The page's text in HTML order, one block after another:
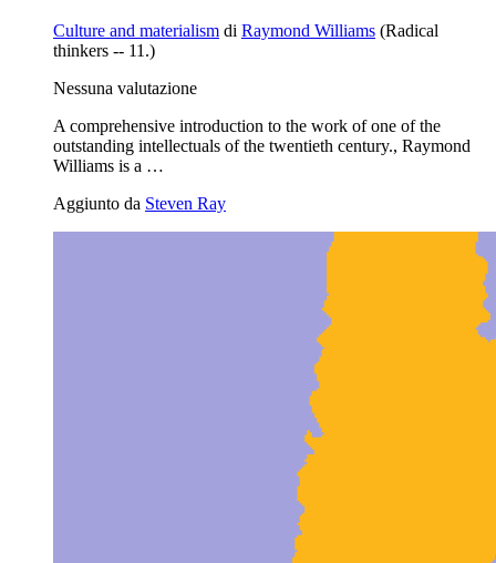
Culture and materialism di Raymond Williams (Radical
thinkers -- 11.)
Nessuna valutazione
A comprehensive introduction to the work of one of the
outstanding intellectuals of the twentieth century., Raymond
Williams is a …
Aggiunto da Steven Ray